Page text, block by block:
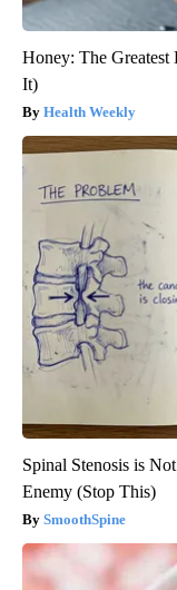
Honey: The
It)
Health Weekly
Spinal Stenosis is
Enemy (Stop This)
SmoothSpine